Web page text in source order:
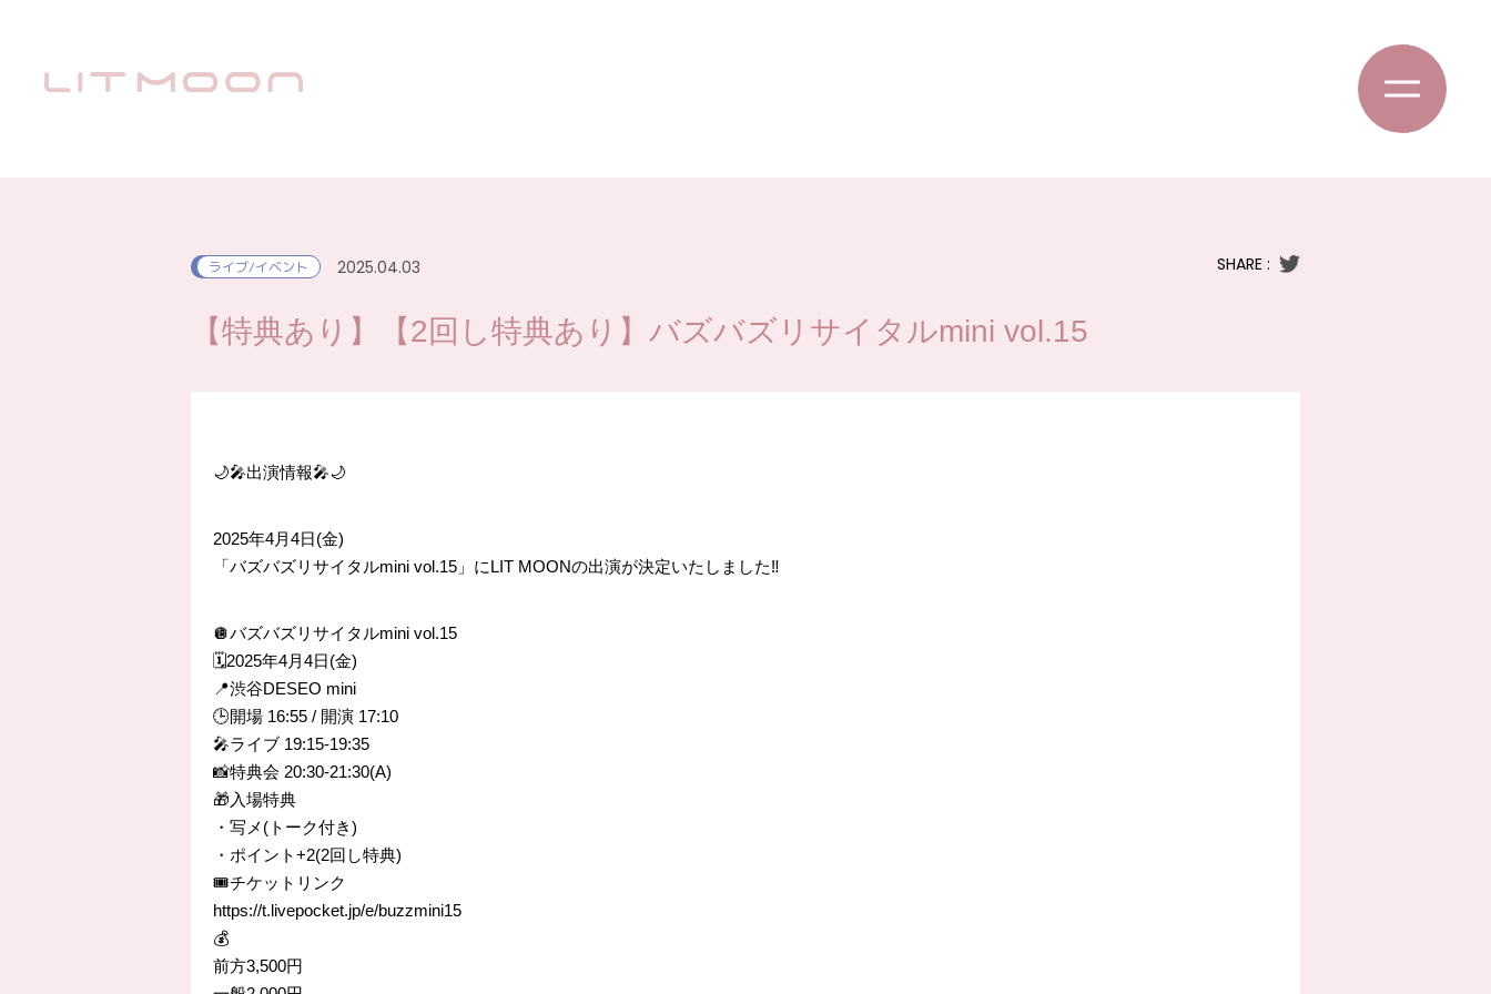
ライブ/イベント 2025.04.03 SHARE :
【特典あり】【2回し特典あり】バズバズリサイタルmini vol.15
🌙🎤出演情報🎤🌙
2025年4月4日(金)
「バズバズリサイタルmini vol.15」にLIT MOONの出演が決定いたしました‼️
🪩バズバズリサイタルmini vol.15
🗓️2025年4月4日(金)
📍渋谷DESEO mini
🕒開場 16:55 / 開演 17:10
🎤ライブ 19:15-19:35
📸特典会 20:30-21:30(A)
🎁入場特典
・写メ(トーク付き)
・ポイント+2(2回し特典)
🎟️チケットリンク
https://t.livepocket.jp/e/buzzmini15
💰
前方3,500円